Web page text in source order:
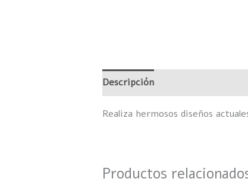
Descripción
Realiza hermosos diseños
Productos